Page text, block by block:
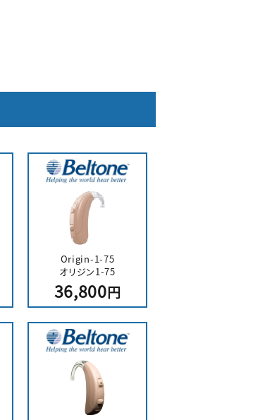
Origin-1-75
オリジン1-75
36,800円